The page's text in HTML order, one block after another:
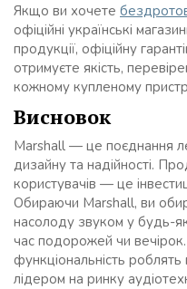
Якщо ви хочете
офіційні українські
продукції, офіційну
отримуєте якість,
кожному купленому
Висновок
Marshall — це поєднання
дизайну та надійності.
користувачів — це
Обираючи Marshall, ви
насолоду звуком у будь-
час подорожей чи вечірок.
функціональність
лідером на ринку